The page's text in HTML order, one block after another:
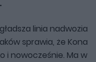
linia nadwozia
sprawia, że Kona
i nowocześnie. Ma w